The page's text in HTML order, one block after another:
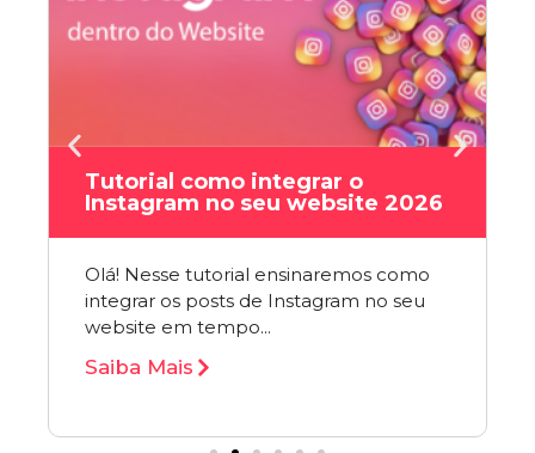
Tutorial como integrar o
Instagram no seu website 2026
Olá! Nesse tutorial ensinaremos como
integrar os posts de Instagram no seu
website em tempo...
Saiba Mais